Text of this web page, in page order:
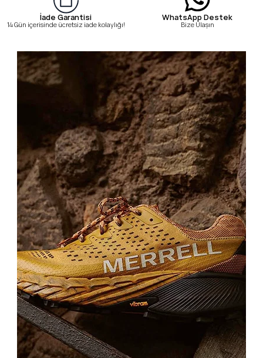
İade Garantisi
14 Gün içerisinde ücretsiz iade kolaylığı!
WhatsApp Destek
Bize Ulaşın